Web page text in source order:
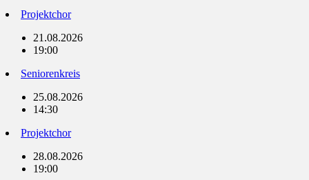
Projektchor
21.08.2026
19:00
Seniorenkreis
25.08.2026
14:30
Projektchor
28.08.2026
19:00